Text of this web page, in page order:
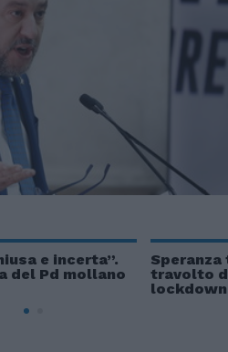
e incerta”.
del Pd mollano
travolto